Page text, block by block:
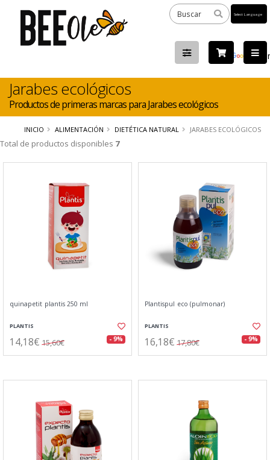
by
Jarabes ecológicos
Productos de primeras marcas para Jarabes ecológicos
INICIO ALIMENTACIÓN DIETÉTICA NATURAL JARABES ECOLÓGICOS
Total de productos disponibles 7
quinapetit plantis 250 ml
PLANTIS
14,18€ 15,60€ - 9%
Plantispul eco (pulmonar)
PLANTIS
16,18€ 17,80€ - 9%